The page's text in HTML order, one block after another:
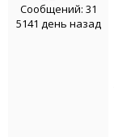
Сообщений: 31
5141 день назад